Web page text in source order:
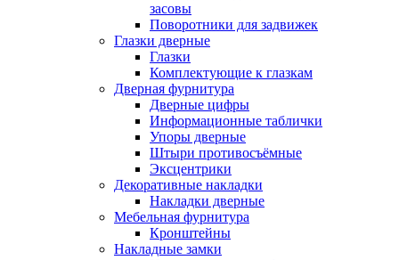
засовы
Поворотники для задвижек
Глазки дверные
Глазки
Комплектующие к глазкам
Дверная фурнитура
Дверные цифры
Информационные таблички
Упоры дверные
Штыри противосъёмные
Эксцентрики
Декоративные накладки
Накладки дверные
Мебельная фурнитура
Кронштейны
Накладные замки